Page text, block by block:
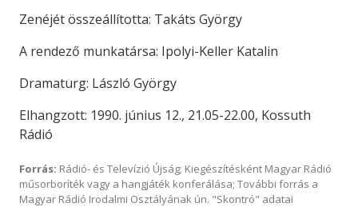
Zenéjét összeállította: Takáts György
A rendező munkatársa: Ipolyi-Keller Katalin
Dramaturg: László György
Elhangzott: 1990. június 12., 21.05-22.00, Kossuth
Rádió
Forrás: Rádió- és Televízió Újság; Kiegészítésként Magyar Rádió
műsorboríték vagy a hangjáték konferálása; További forrás a
Magyar Rádió Irodalmi Osztályának ún. "Skontró" adatai